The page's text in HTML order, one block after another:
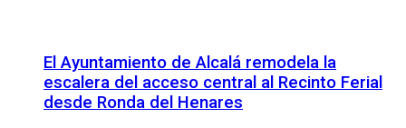
El Ayuntamiento de Alcalá remodela la
escalera del acceso central al Recinto Ferial
desde Ronda del Henares